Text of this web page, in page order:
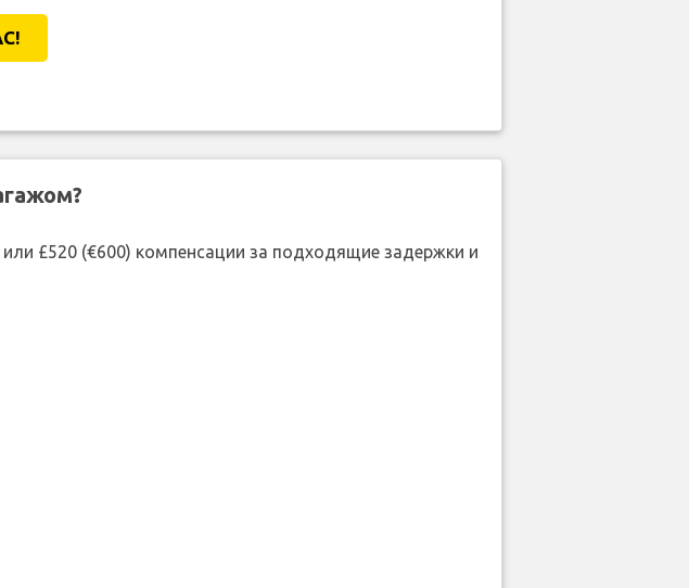
£520 (€600) компенсации за подходящие задержки и